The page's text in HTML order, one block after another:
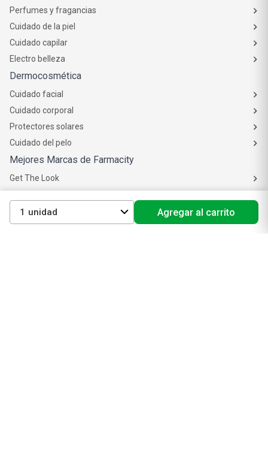
1 Agregar al carrito
Perfumes y fragancias
Cuidado de la piel
Cuidado capilar
Electro belleza
Dermocosmética
Cuidado facial
Cuidado corporal
Protectores solares
Cuidado del pelo
Mejores Marcas de Farmacity
Get The Look
Vichy
Eucerin